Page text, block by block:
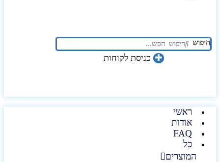
חיפוש חיפוש
כניסת לקוחות
ראשי
אודות
FAQ
כל
המוצרים